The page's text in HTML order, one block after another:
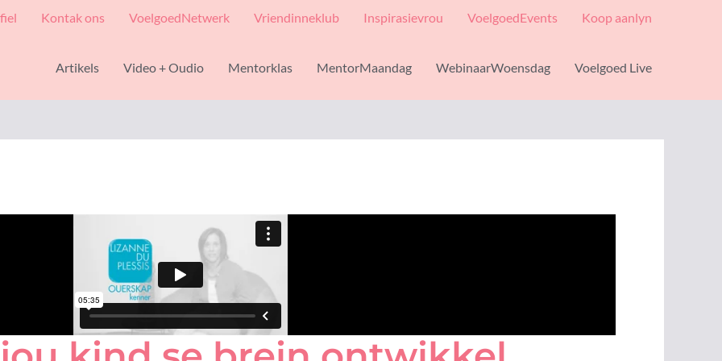
Kontak ons VoelgoedNetwerk Vriendinneklub Inspirasievrou VoelgoedEvents Koop aanlyn
Artikels Video + Oudio Mentorklas MentorMaandag WebinaarWoensdag Voelgoed Live